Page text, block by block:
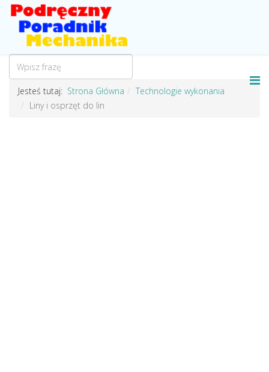
Jesteś tutaj: Strona Główna
Technologie wykonania
Liny i osprzęt do lin